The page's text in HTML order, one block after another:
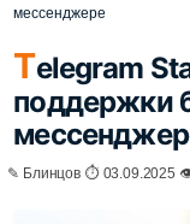
мессенджере
Telegram
поддержки
✎ Блинцов ⏱ 03.09.2025